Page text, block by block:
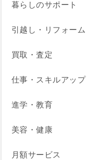
暮らしのサポート
引越し・リフォーム
買取・査定
仕事・スキルアップ
進学・教育
美容・健康
月額サービス